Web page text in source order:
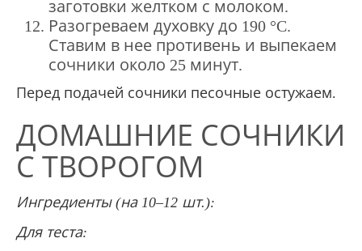
заготовки желтком с молоком.
Разогреваем духовку до 190 °C.
Ставим в нее противень и выпекаем
сочники около 25 минут.
Перед подачей сочники песочные остужаем.
ДОМАШНИЕ СОЧНИКИ
С ТВОРОГОМ
Ингредиенты (на 10–12 шт.):
Для теста: